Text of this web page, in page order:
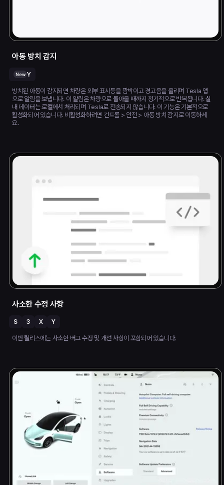
아동 방치 감지
New Y
방치된 아동이 감지되면 차량은 외부 표시등을 깜박이고 경고음을 울리며 Tesla 앱
으로 알림을 보냅니다. 이 알림은 차량으로 돌아올 때까지 정기적으로 반복됩니다. 실
내 데이터는 로컬에서 처리되며 Tesla로 전송되지 않습니다. 이 기능은 기본적으로
활성화되어 있습니다. 비활성화하려면 컨트롤 > 안전 > 아동 방치 감지로 이동하세
요.
사소한 수정 사항
S 3 X Y
이번 릴리스에는 사소한 버그 수정 및 개선 사항이 포함되어 있습니다.